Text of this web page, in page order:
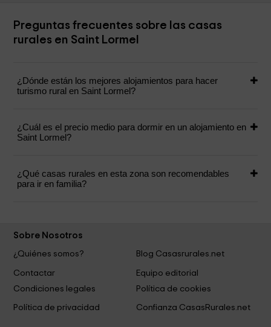
Preguntas frecuentes sobre las casas
rurales en Saint Lormel
¿Dónde están los mejores alojamientos para hacer
turismo rural en Saint Lormel?
¿Cuál es el precio medio para dormir en un alojamiento en
Saint Lormel?
¿Qué casas rurales en esta zona son recomendables
para ir en familia?
Sobre Nosotros
¿Quiénes somos?
Blog Casasrurales.net
Contactar
Equipo editorial
Condiciones legales
Política de cookies
Política de privacidad Confianza CasasRurales.net